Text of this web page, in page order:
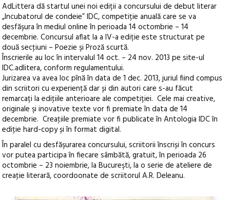
AdLittera dă startul unei noi ediții a concursului de debut literar
„Incubatorul de condeie” IDC, competiție anuală care se va
desfăşura în mediul online în perioada 14 octombrie – 14
decembrie.Concursul aflat la a IV-a ediție este structurat pe
două secţiuni – Poezie şi Proză scurtă.
Înscrierile au loc în intervalul 14 oct. – 24 nov. 2013 pe site-ul
IDC.adlitera, conform regulamentului.
Jurizarea va avea loc pînă în data de 1 dec. 2013, juriul fiind compus
din scriitori cu experiență dar și din autori care s-au făcut
remarcați la ediţiile anterioare ale competiției. Cele mai creative,
originale şi inovative texte vor fi premiate în data de 14
decembrie. Creaţiile premiate vor fi publicate în Antologia IDC în
ediție hard-copy și în format digital.
În paralel cu desfăşurarea concursului, scriitorii înscriși în concurs
vor putea participa în fiecare sâmbătă, gratuit, în perioada 26
octombrie – 23 noiembrie, la Bucureşti, la o serie de ateliere de
creaţie literară, coordoonate de scriitorul A.R. Deleanu.